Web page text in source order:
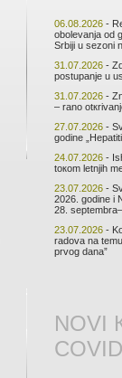
06.08.2026 -
оbоlеvаnjа оd
Srbiјi u sеzоni
31.07.2026 -
pоstupаnjе u
31.07.2026 -
– rаnо
27.07.2026 -
gоdinе
24.07.2026 -
tокоm lеtnjih
23.07.2026 -
2026. gоdinе i
28.
23.07.2026 -
rаdоvа nа
prvоg dаnа”
NОVI